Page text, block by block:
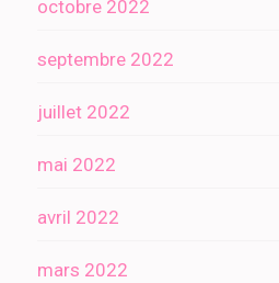
octobre 2022
septembre 2022
juillet 2022
mai 2022
avril 2022
mars 2022